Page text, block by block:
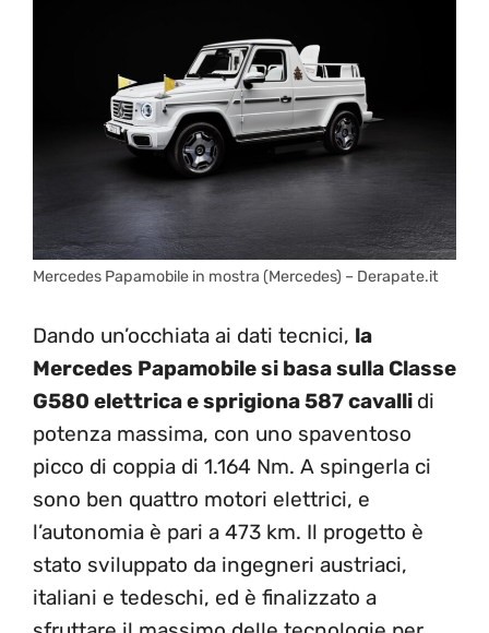
Mercedes Papamobile in mostra (Mercedes) – Derapate.it
Dando un’occhiata ai dati tecnici, la
Mercedes Papamobile si basa sulla Classe
G580 elettrica e sprigiona 587 cavalli di
potenza massima, con uno spaventoso
picco di coppia di 1.164 Nm. A spingerla ci
sono ben quattro motori elettrici, e
l’autonomia è pari a 473 km. Il progetto è
stato sviluppato da ingegneri austriaci,
italiani e tedeschi, ed è finalizzato a